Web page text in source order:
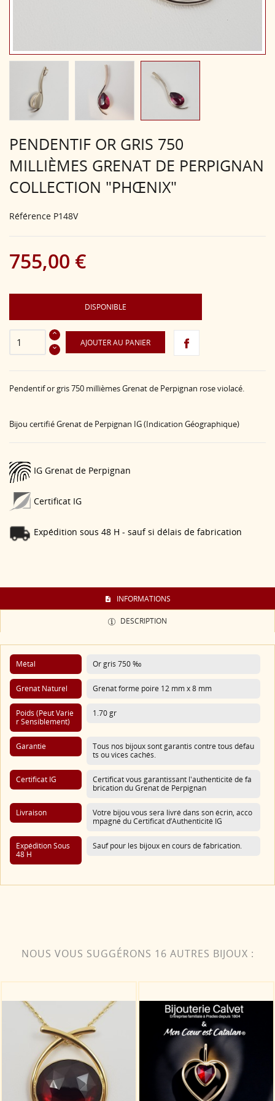
PENDENTIF OR GRIS 750
MILLIÈMES GRENAT DE PERPIGNAN
COLLECTION "PHŒNIX"
Référence P148V
755,00 €
DISPONIBLE
AJOUTER AU PANIER
Pendentif or gris 750 millièmes Grenat de Perpignan rose violacé.
Bijou certifié Grenat de Perpignan IG (Indication Géographique)
IG Grenat de Perpignan
Certificat IG
Expédition sous 48 H - sauf si délais de fabrication
INFORMATIONS
DESCRIPTION
Métal Or gris 750 ‰
Grenat Naturel Grenat forme poire 12 mm x 8 mm
Poids (Peut Varie
R Sensiblement)
1.70 gr
Garantie
Tous nos bijoux sont garantis contre tous défau
ts ou vices cachés.
Certificat IG
Certificat vous garantissant l'authenticité de fa
brication du Grenat de Perpignan
Livraison
Votre bijou vous sera livré dans son écrin, acco
mpagné du Certificat d’Authenticité IG
Expédition Sous
48 H
Sauf pour les bijoux en cours de fabrication.
NOUS VOUS SUGGÉRONS 16 AUTRES BIJOUX :